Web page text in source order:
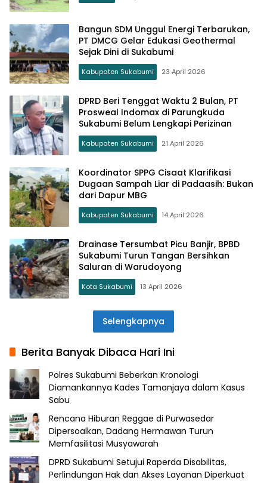
Bangun SDM Unggul Energi Terbarukan,
PT DMCG Gelar Edukasi Geothermal
Sejak Dini di Sukabumi
Kabupaten Sukabumi 23 April 2026
DPRD Beri Tenggat Waktu 2 Bulan, PT
Prosweal Indomax di Parungkuda
Sukabumi Belum Lengkapi Perizinan
Kabupaten Sukabumi 21 April 2026
Koordinator SPPG Cisaat Klarifikasi
Dugaan Sampah Liar di Padaasih: Bukan
dari Dapur MBG
Kabupaten Sukabumi 14 April 2026
Drainase Tersumbat Picu Banjir, BPBD
Sukabumi Turun Tangan Bersihkan
Saluran di Warudoyong
Kota Sukabumi 13 April 2026
Selengkapnya
Berita Banyak Dibaca Hari Ini
Polres Sukabumi Beberkan Kronologi
Diamankannya Kades Tamanjaya dalam Kasus
Sabu
Rencana Hiburan Reggae di Purwasedar
Dipersoalkan, Dadang Hermawan Turun
Memfasilitasi Musyawarah
DPRD Sukabumi Setujui Raperda Disabilitas,
Perlindungan Hak dan Akses Layanan Diperkuat